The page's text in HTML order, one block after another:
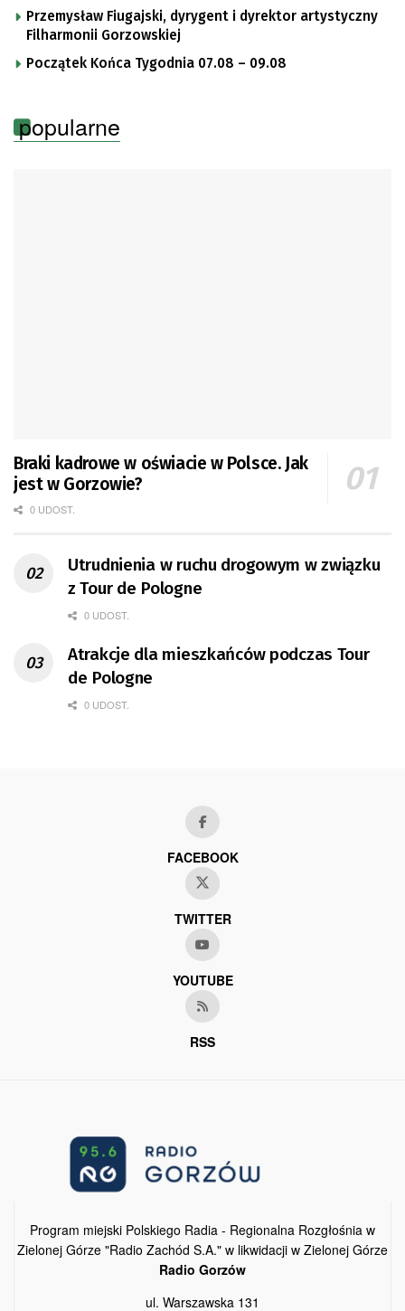
Przemysław Fiugajski, dyrygent i dyrektor artystyczny
Filharmonii Gorzowskiej
Początek Końca Tygodnia 07.08 – 09.08
popularne
Braki kadrowe w oświacie w Polsce. Jak
jest w Gorzowie?
0 UDOST.
Utrudnienia w ruchu drogowym w związku
z Tour de Pologne
0 UDOST.
Atrakcje dla mieszkańców podczas Tour
de Pologne
0 UDOST.
FACEBOOK
TWITTER
YOUTUBE
RSS
Program miejski Polskiego Radia - Regionalna Rozgłośnia w
Zielonej Górze "Radio Zachód S.A." w likwidacji w Zielonej Górze
Radio Gorzów
ul. Warszawska 131